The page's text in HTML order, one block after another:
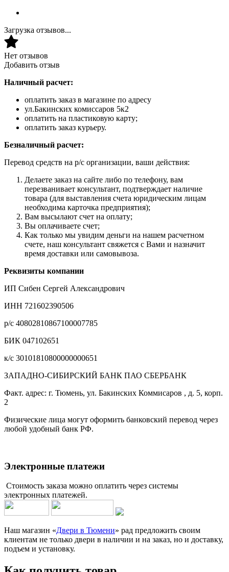
Загрузка отзывов...
Нет отзывов
Добавить отзыв
Наличный расчет:
оплатить заказ в магазине по адресу
ул.Бакинских комиссаров 5к2
оплатить на пластиковую карту;
оплатить заказ курьеру.
Безналичный расчет:
Перевод средств на р/с организации, ваши действия:
Делаете заказ на сайте либо по телефону, вам
перезванивает консультант, подтверждает наличие
товара (для выставления счета юридическим лицам
необходима карточка предприятия);
Вам высылают счет на оплату;
Вы оплачиваете счет;
Как только мы увидим деньги на нашем расчетном
счете, наш консультант свяжется с Вами и назначит
время доставки или самовывоза.
Реквизиты компании
ИП Сибен Сергей Александрович
ИНН 721602390506
р/с 40802810867100007785
БИК 047102651
к/с 30101810800000000651
ЗАПАДНО-СИБИРСКИЙ БАНК ПАО СБЕРБАНК
Факт. адрес: г. Тюмень, ул. Бакинских Коммисаров , д. 5, корп.
2
Физические лица могут оформить банковский перевод через
любой удобный банк РФ.
Электронные платежи
Стоимость заказа можно оплатить через системы
электронных платежей.
Наш магазин «Двери в Тюмени» рад предложить своим
клиентам не только двери в наличии и на заказ, но и доставку,
подъем и установку.